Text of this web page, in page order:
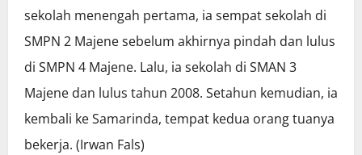
sekolah menengah pertama, ia sempat sekolah di
SMPN 2 Majene sebelum akhirnya pindah dan lulus
di SMPN 4 Majene. Lalu, ia sekolah di SMAN 3
Majene dan lulus tahun 2008. Setahun kemudian, ia
kembali ke Samarinda, tempat kedua orang tuanya
bekerja. (Irwan Fals)